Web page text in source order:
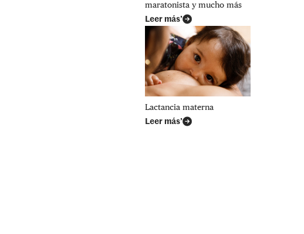
maratonista y mucho más
Leer más’
Lactancia materna
Leer más’